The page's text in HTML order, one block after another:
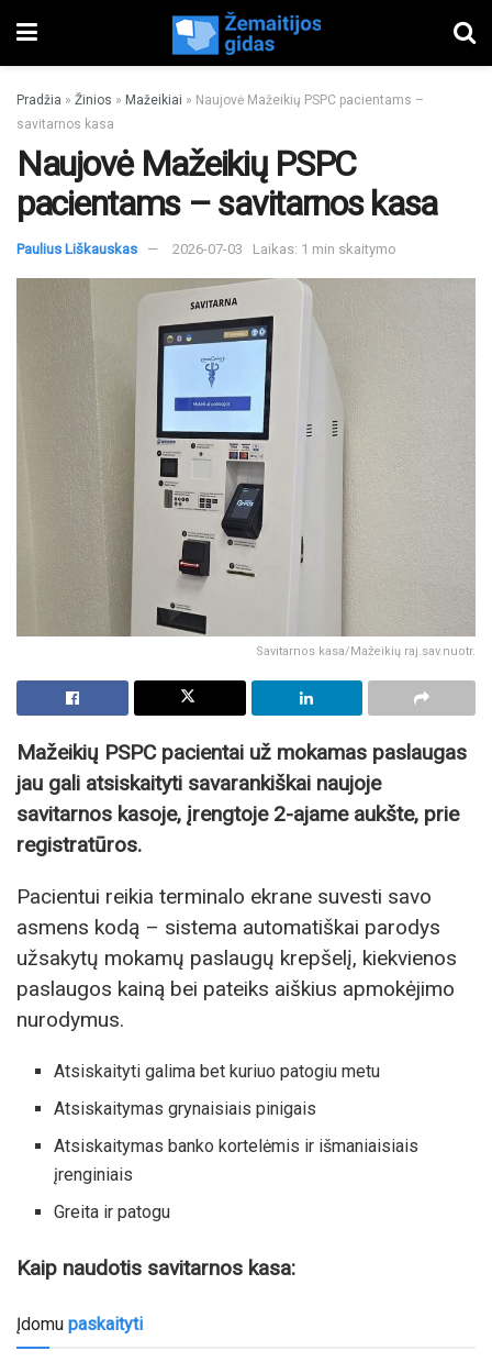
Pradžia » Žinios » Mažeikiai » Naujovė Mažeikių PSPC pacientams –
savitarnos kasa
Naujovė Mažeikių PSPC
pacientams – savitarnos kasa
Paulius Liškauskas 2026-07-03 Laikas: 1 min skaitymo
Savitarnos kasa/Mažeikių raj.sav.nuotr.
Mažeikių PSPC pacientai už mokamas paslaugas
jau gali atsiskaityti savarankiškai naujoje
savitarnos kasoje, įrengtoje 2-ajame aukšte, prie
registratūros.
Pacientui reikia terminalo ekrane suvesti savo
asmens kodą – sistema automatiškai parodys
užsakytų mokamų paslaugų krepšelį, kiekvienos
paslaugos kainą bei pateiks aiškius apmokėjimo
nurodymus.
Atsiskaityti galima bet kuriuo patogiu metu
Atsiskaitymas grynaisiais pinigais
Atsiskaitymas banko kortelėmis ir išmaniaisiais
įrenginiais
Greita ir patogu
Kaip naudotis savitarnos kasa:
Įdomu paskaityti